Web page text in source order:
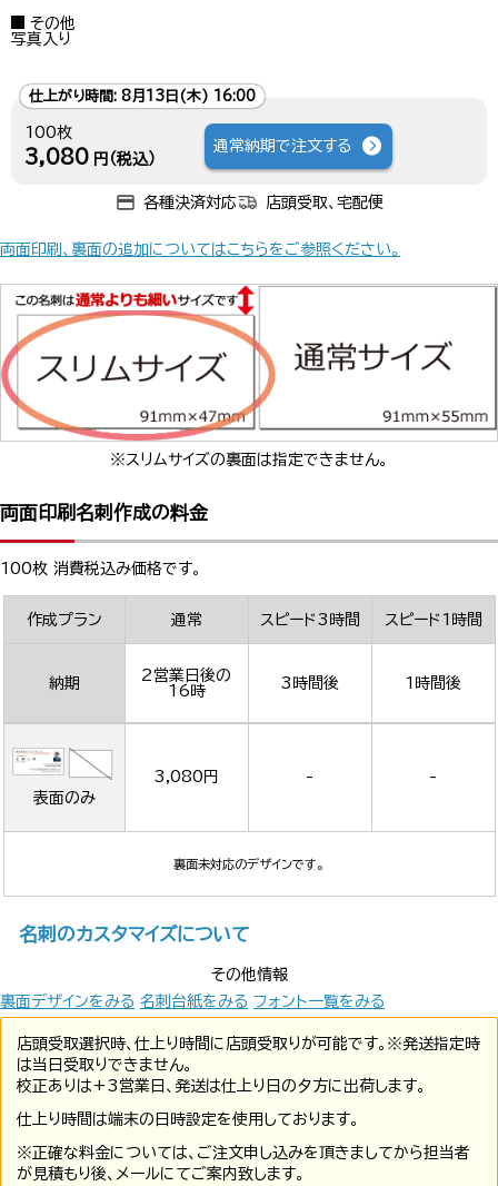
その他
写真入り
仕上がり時間: 8月13日(木) 16:00
100枚
3,080 円（税込）
通常納期で注文する
各種決済対応 店頭受取、宅配便
両面印刷、裏面の追加についてはこちらをご参照ください。
※スリムサイズの裏面は指定できません。
両面印刷名刺作成の料金
100枚 消費税込み価格です。
作成プラン 通常 スピード3時間 スピード1時間
納期
2営業日後の
16時
3時間後 1時間後
表面のみ
3,080円 - -
裏面未対応のデザインです。
名刺のカスタマイズについて
その他情報
裏面デザインをみる 名刺台紙をみる フォント一覧をみる
店頭受取選択時、仕上り時間に店頭受取りが可能です。※発送指定時
は当日受取りできません。
校正ありは+3営業日、発送は仕上り日の夕方に出荷します。
仕上り時間は端末の日時設定を使用しております。
※正確な料金については、ご注文申し込みを頂きましてから担当者
が見積もり後、メールにてご案内致します。